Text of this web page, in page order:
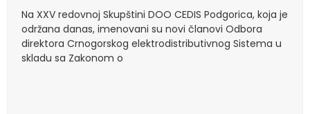
Na XXV redovnoj Skupštini DOO CEDIS Podgorica, koja je
održana danas, imenovani su novi članovi Odbora
direktora Crnogorskog elektrodistributivnog Sistema u
skladu sa Zakonom o